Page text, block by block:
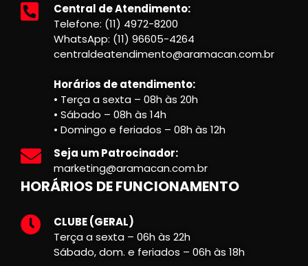
Central de Atendimento:
Telefone: (11) 4972-8200
WhatsApp: (11) 96605-4264
centraldeatendimento@aramacan.com.br
Horários de atendimento:
• Terça a sexta – 08h às 20h
• Sábado – 08h às 14h
• Domingo e feriados – 08h às 12h
Seja um Patrocinador:
marketing@aramacan.com.br
HORÁRIOS DE FUNCIONAMENTO
CLUBE (GERAL)
Terça a sexta – 06h às 22h
Sábado, dom. e feriados – 06h às 18h